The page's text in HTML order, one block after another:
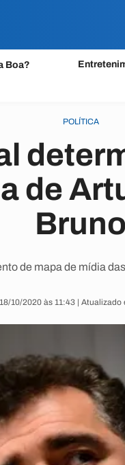
Boa?
POLÍTICA
de
Bruno
de mapa de mídia
10/2020 às 11:43 |